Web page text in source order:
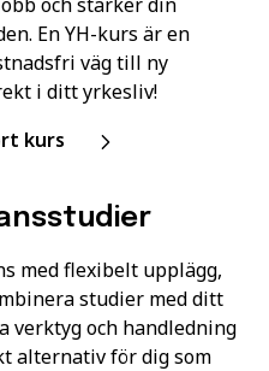
En YH-kurs är en
väg till ny
i ditt yrkesliv!
kurs
med flexibelt upplägg,
studier med ditt
verktyg och handledning
alternativ för dig som